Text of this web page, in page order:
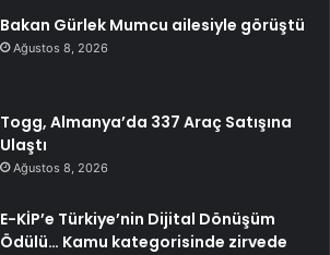
Bakan Gürlek Mumcu ailesiyle görüştü
Ağustos 8, 2026
Togg, Almanya’da 337 Araç Satışına
Ulaştı
Ağustos 8, 2026
E-KİP’e Türkiye’nin Dijital Dönüşüm
Ödülü… Kamu kategorisinde zirvede